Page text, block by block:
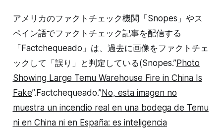
アメリカのファクトチェック機関「Snopes」やス
ペイン語でファクトチェック記事を配信する
「Factchequeado」は、過去に画像をファクトチェ
ックして「誤り」と判定している(Snopes.”Photo
Showing Large Temu Warehouse Fire in China Is
Fake”.Factchequeado.”No, esta imagen no
muestra un incendio real en una bodega de Temu
ni en China ni en España: es inteligencia